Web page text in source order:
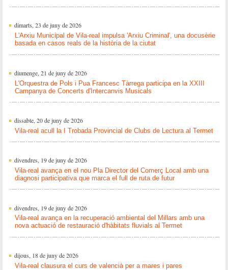
dimarts, 23 de juny de 2026
L'Arxiu Municipal de Vila-real impulsa 'Arxiu Criminal', una docusèrie
basada en casos reals de la història de la ciutat
diumenge, 21 de juny de 2026
L'Orquestra de Pols i Pua Francesc Tàrrega participa en la XXIII
Campanya de Concerts d'Intercanvis Musicals
dissabte, 20 de juny de 2026
Vila-real acull la I Trobada Provincial de Clubs de Lectura al Termet
divendres, 19 de juny de 2026
Vila-real avança en el nou Pla Director del Comerç Local amb una
diagnosi participativa que marca el full de ruta de futur
divendres, 19 de juny de 2026
Vila-real avança en la recuperació ambiental del Millars amb una
nova actuació de restauració d'hàbitats fluvials al Termet
dijous, 18 de juny de 2026
Vila-real clausura el curs de valencià per a mares i pares